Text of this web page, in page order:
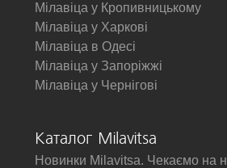
Мілавіца у Кропивницькому
Мілавіца у Харкові
Мілавіца в Одесі
Мілавіца у Запоріжжі
Мілавіца у Чернігові
Каталог Milavitsa
Новинки Milavitsa. Чекаємо на